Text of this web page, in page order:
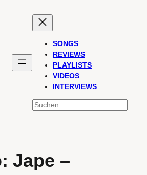
SONGS
REVIEWS
PLAYLISTS
VIDEOS
INTERVIEWS
SUCHEN
Jape –